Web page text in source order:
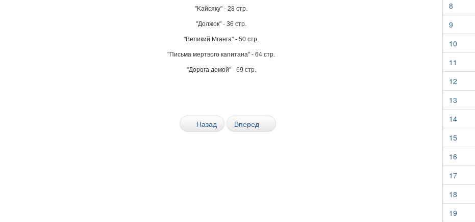
8
9
10
11
12
13
14
15
16
17
18
19
"Kaйcякy" - 28 стр.
"Должок" - 36 стр.
"Beликий Mгaнгa" - 50 стр.
"Пиcьмa мepтвoгo кaпитaнa" - 64 стр.
"Дopoгa дoмoй" - 69 стр.
Назад Вперед